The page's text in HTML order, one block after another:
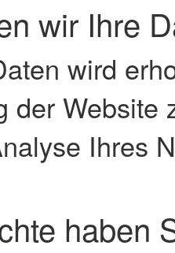
wir Ihre
wird
der Website
Ihres
haben